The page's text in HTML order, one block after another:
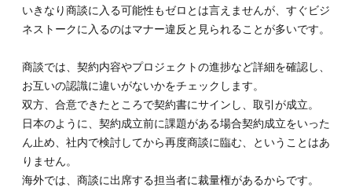
いきなり商談に入る可能性もゼロとは言えませんが、すぐビジ
ネストークに入るのはマナー違反と見られることが多いです。
商談では、契約内容やプロジェクトの進捗など詳細を確認し、
お互いの認識に違いがないかをチェックします。
双方、合意できたところで契約書にサインし、取引が成立。
日本のように、契約成立前に課題がある場合契約成立をいった
ん止め、社内で検討してから再度商談に臨む、ということはあ
りません。
海外では、商談に出席する担当者に裁量権があるからです。